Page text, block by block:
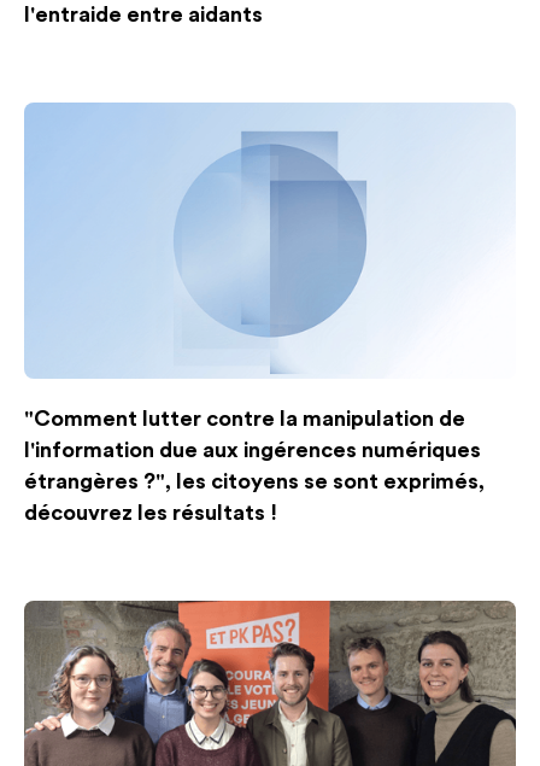
l'entraide entre aidants
"Comment lutter contre la manipulation de
l'information due aux ingérences numériques
étrangères ?", les citoyens se sont exprimés,
découvrez les résultats !